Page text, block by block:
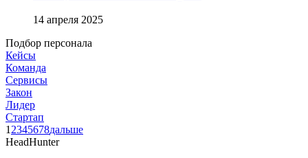
14 апреля 2025
Подбор персонала
Кейсы
Команда
Сервисы
Закон
Лидер
Стартап
1 2345678дальше
HeadHunter